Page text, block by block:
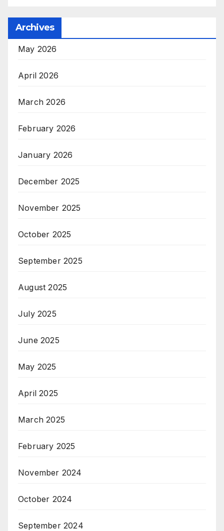
Archives
May 2026
April 2026
March 2026
February 2026
January 2026
December 2025
November 2025
October 2025
September 2025
August 2025
July 2025
June 2025
May 2025
April 2025
March 2025
February 2025
November 2024
October 2024
September 2024